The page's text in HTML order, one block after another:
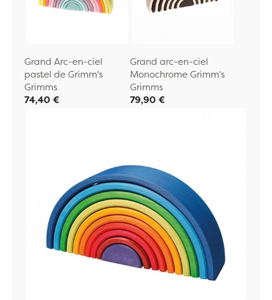
Grand Arc-en-ciel
pastel de Grimm's
Grimms
74,40 €
Grand arc-en-ciel
Monochrome Grimm's
Grimms
79,90 €